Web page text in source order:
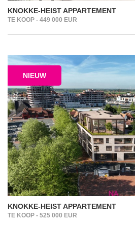
KNOKKE-HEIST APPARTEMENT
TE KOOP - 449 000 EUR
NIEUW
KNOKKE-HEIST APPARTEMENT
TE KOOP - 525 000 EUR